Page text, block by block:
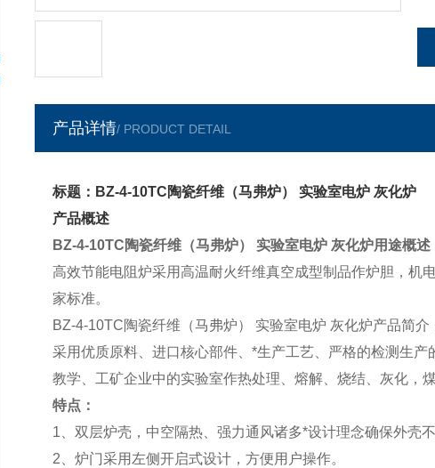
产品详情/ PRODUCT DETAIL
标题：BZ-4-10TC陶瓷纤维（马弗炉） 实验室电炉 灰化炉
产品概述
BZ-4-10TC陶瓷纤维（马弗炉） 实验室电炉 灰化炉用途概述
高效节能电阻炉采用高温耐火纤维真空成型制品作炉胆，机
家标准。
BZ-4-10TC陶瓷纤维（马弗炉） 实验室电炉 灰化炉产品简介
采用优质原料、进口核心部件、*生产工艺、严格的检测生
教学、工矿企业中的实验室作热处理、熔解、烧结、灰化，
特点：
1、双层炉壳，中空隔热、强力通风诸多*设计理念确保外壳不
2、炉门采用左侧开启式设计，方便用户操作。